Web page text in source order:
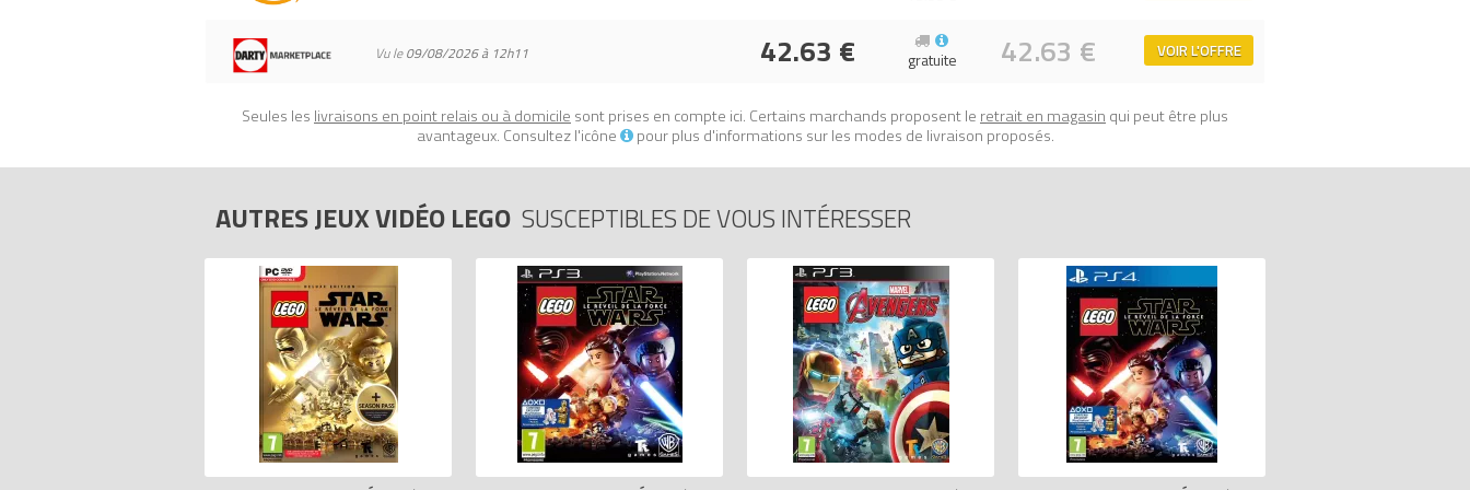
Vu le09/08/2026 à 12h11 42.63 € 42.63 € VOIR L'OFFRE
gratuite
Seules les livraisons en point relais ou à domicile sont prises en compte ici. Certains marchands proposent le retrait en magasin qui peut être plus
avantageux. Consultez l'icône
pour plus d'informations sur les modes de livraison proposés.
AUTRES JEUX VIDÉO LEGO SUSCEPTIBLES DE VOUS INTÉRESSER